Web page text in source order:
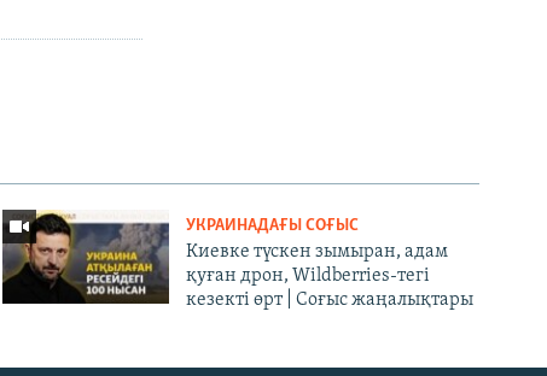
УКРАИНАДАҒЫ СОҒЫС
Киевке түскен зымыран, адам
қуған дрон, Wildberries-тегі
кезекті өрт | Соғыс жаңалықтары